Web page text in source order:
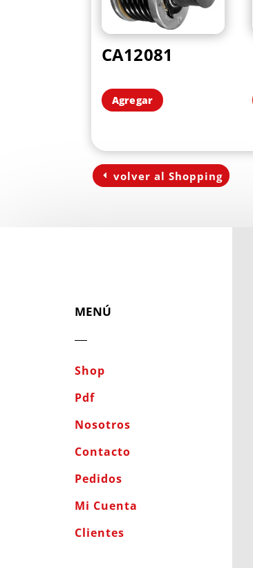
CA12081
Agregar
volver al Shopping
MENÚ
Shop
Pdf
Nosotros
Contacto
Pedidos
Mi Cuenta
Clientes